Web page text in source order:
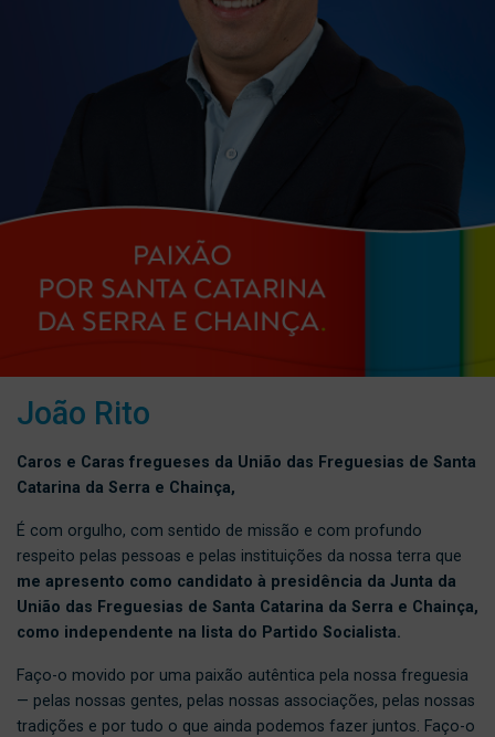
João Rito
Caros e Caras fregueses da União das Freguesias de Santa
Catarina da Serra e Chainça,
É com orgulho, com sentido de missão e com profundo
respeito pelas pessoas e pelas instituições da nossa terra que
me apresento como candidato à presidência da Junta da
União das Freguesias de Santa Catarina da Serra e Chainça,
como independente na lista do Partido Socialista.
Faço-o movido por uma paixão autêntica pela nossa freguesia
— pelas nossas gentes, pelas nossas associações, pelas nossas
tradições e por tudo o que ainda podemos fazer juntos. Faço-o